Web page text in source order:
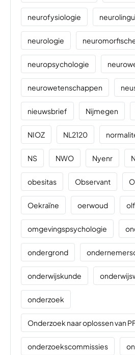
neurofysiologie
neurologie
neuropsychologie
neurowetenschappen
nieuwsbrief Nijmegen
NIOZ NL2120
NS NWO Nyenr
obesitas Observant
Oekraïne oerwoud
omgevingspsychologie
ondergrond
onderwijskunde
onderzoek
Onderzoek naar oplossen van
onderzoekscommissies